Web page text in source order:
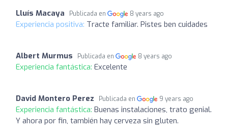
Lluís Macaya Publicada en 8 years ago
Experiencia positiva: Tracte familiar. Pistes ben cuidades
Albert Murmus Publicada en 8 years ago
Experiencia fantástica: Excelente
David Montero Perez Publicada en 9 years ago
Experiencia fantástica: Buenas instalaciones, trato genial.
Y ahora por fin, también hay cerveza sin gluten.